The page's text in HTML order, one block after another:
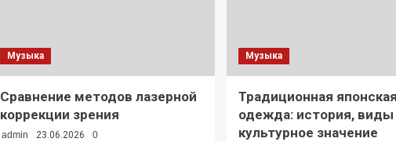
Музыка
Сравнение методов лазерной
коррекции зрения
admin 23.06.2026 0
Музыка
Традиционная
одежда: история, виды
культурное значение